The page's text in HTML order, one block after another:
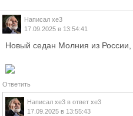
Написал xe3
17.09.2025 в 13:54:41
Новый седан Молния из России,
Ответить
Написал xe3 в ответ xe3
17.09.2025 в 13:55:43